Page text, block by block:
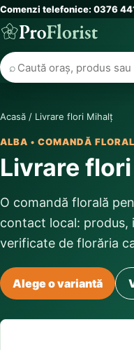
Comenzi telefonice: 0376
⌕
Acasă / Livrare flori Mihalț
ALBA • COMANDĂ
Livrare
O comandă florală
contact local: produs,
verificate de florăria
Alege o variantă